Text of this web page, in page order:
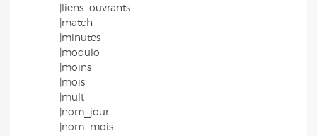
|liens_ouvrants
|match
|minutes
|modulo
|moins
|mois
|mult
|nom_jour
|nom_mois